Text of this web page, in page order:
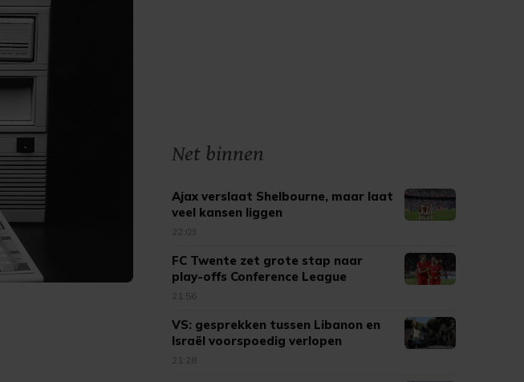
Net binnen
Ajax verslaat Shelbourne, maar laat
veel kansen liggen
22:03
FC Twente zet grote stap naar
play-offs Conference League
21:56
VS: gesprekken tussen Libanon en
Israël voorspoedig verlopen
21:28